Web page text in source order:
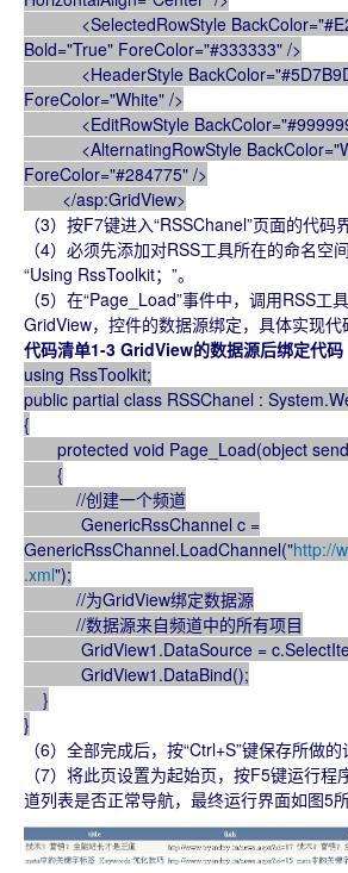
<SelectedRowStyle
Bold="True" ForeColor="#333333" />
<HeaderStyle
ForeColor="White" />
<EditRowStyle
<AlternatingRowStyle
ForeColor="#284775" />
</asp:GridView>
（3）按F7键进入“RSSChanel”页面的代码
（4）必须先添加对RSS工具所在的命名空
“Using RssToolkit；”。
（5）在“Page_Load”事件中，调用RSS工
GridView，控件的数据源绑定，具体实现代
代码清单1-3 GridView的数据源后绑定代码
using RssToolkit;
public partial class RSSChanel :
{
protected void Page_Load(object
{
//创建一个频道
GenericRssChannel c =
GenericRssChannel.LoadChannel("http://
.xml");
//为GridView绑定数据源
//数据源来自频道中的所有项目
GridView1.DataSource =
GridView1.DataBind();
}
}
（6）全部完成后，按“Ctrl+S”键保存所做的
（7）将此页设置为起始页，按F5键运行
道列表是否正常导航，最终运行界面如图5所